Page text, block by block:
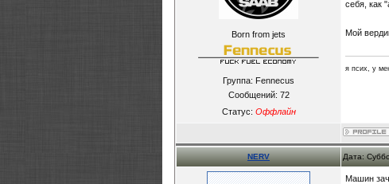
Born from jets
Группа: Fennecus
Сообщений: 72
Статус: Оффлайн
себя, как
Мой
я псих, у
NERV Дата:
Машин